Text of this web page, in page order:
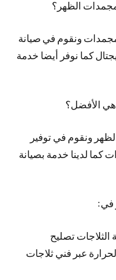
الظهر؟
ونقوم في صيانة
كما نوفر أيضا خدمة
هي الأفضل؟
ونقوم في توفير
كما لدينا خدمة بصيانة
في:
تصليح
عبر فني ثلاجات